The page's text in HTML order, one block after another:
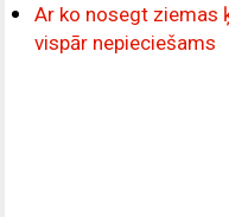
Ar ko nosegt ziemas
vispār nepieciešams